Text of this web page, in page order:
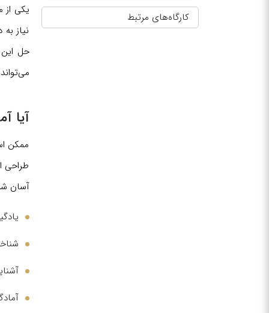
کارگاه‌های مرتبط
یکی از
نیاز
حل
آیا
ممکن
طراحی
آسان